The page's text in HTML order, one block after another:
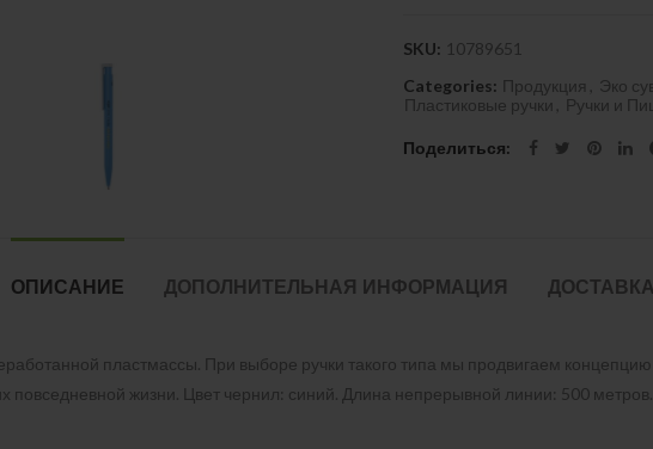
SKU: 10789651
Categories: Продукция Эко
Пластиковые ручки
Ручки и
Поделиться
ОПИСАНИЕ ДОПОЛНИТЕЛЬНАЯ ИНФОРМАЦИЯ
пластмассы. При выборе ручки такого типа мы продвигаем
повседневной жизни. Цвет чернил: синий. Длина непрерывной линии: 500